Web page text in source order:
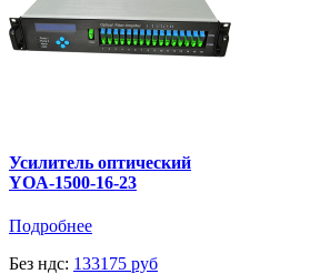
Усилитель оптический
YOA-1500-16-23
Подробнее
Без ндс: 133175 руб